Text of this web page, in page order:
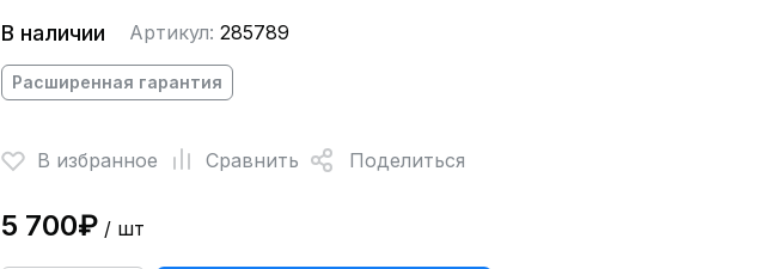
В наличии Артикул: 285789
Расширенная гарантия
В избранное Сравнить Поделиться
5 700₽/ шт